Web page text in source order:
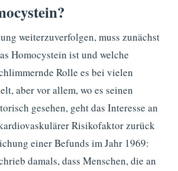
weiterzuverfolgen, muss zunächst
Homocystein ist und welche
Rolle es bei vielen
aber vor allem, wo es seinen
gesehen, geht das Interesse an
Risikofaktor zurück
einer Befunds im Jahr 1969:
damals, dass Menschen, die an